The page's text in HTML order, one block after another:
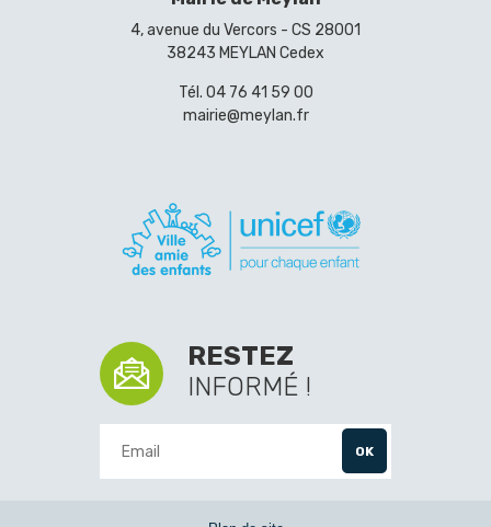
4, avenue du Vercors - CS 28001
38243 MEYLAN Cedex
Tél. 04 76 41 59 00
mairie@meylan.fr
RESTEZ
INFORMÉ !